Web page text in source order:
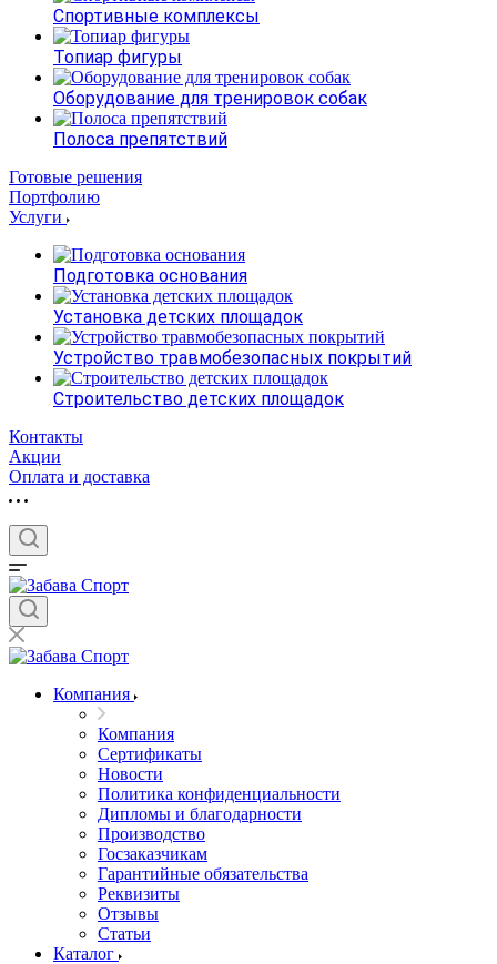
Спортивные комплексы
Топиар фигуры
Оборудование для тренировок собак
Полоса препятствий
Готовые решения
Портфолию
Услуги
Подготовка основания
Установка детских площадок
Устройство травмобезопасных покрытий
Строительство детских площадок
Контакты
Акции
Оплата и доставка
Компания
Компания
Сертификаты
Новости
Политика конфиденциальности
Дипломы и благодарности
Производство
Госзаказчикам
Гарантийные обязательства
Реквизиты
Отзывы
Статьи
Каталог